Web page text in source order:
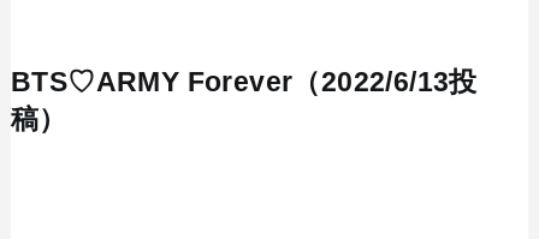
BTS♡ARMY Forever（2022/6/13投
稿）